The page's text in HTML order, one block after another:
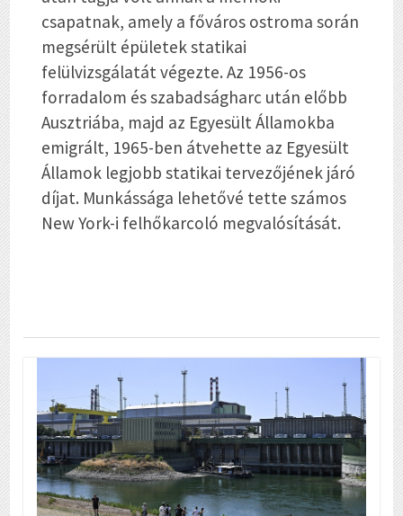
csapatnak, amely a főváros ostroma során
megsérült épületek statikai
felülvizsgálatát végezte. Az 1956-os
forradalom és szabadságharc után előbb
Ausztriába, majd az Egyesült Államokba
emigrált, 1965-ben átvehette az Egyesült
Államok legjobb statikai tervezőjének járó
díjat. Munkássága lehetővé tette számos
New York-i felhőkarcoló megvalósítását.